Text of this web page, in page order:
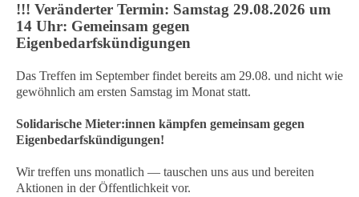
!!! Veränderter Termin: Samstag 29.08.2026 um
14 Uhr: Gemeinsam gegen
Eigenbedarfskündigungen
Das Treffen im September findet bereits am 29.08. und nicht wie
gewöhnlich am ersten Samstag im Monat statt.
Solidarische Mieter:innen kämpfen gemeinsam gegen
Eigenbedarfskündigungen!
Wir treffen uns monatlich — tauschen uns aus und bereiten
Aktionen in der Öffentlichkeit vor.